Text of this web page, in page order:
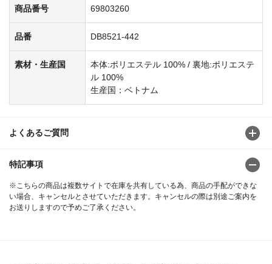
商品番号 69803260
品番 DB8521-442
素材・生産国
本体:ポリエステル 100% / 裏地:ポリエステ
ル 100%
生産国：ベトナム
よくあるご質問
特記事項
※こちらの商品は複数サイトで在庫を共有している為、商品の手配ができな
い場合、キャンセルとさせていただきます。キャンセルの際は別途ご案内を
お送りしますので予めご了承ください。